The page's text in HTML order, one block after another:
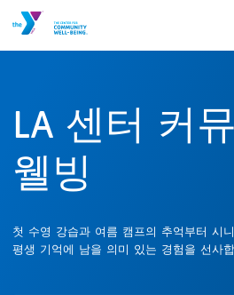
LA 센터 커
웰빙
첫 수영 강습과 여름 캠프의 추억부터 시
평생 기억에 남을 의미 있는 경험을 선사